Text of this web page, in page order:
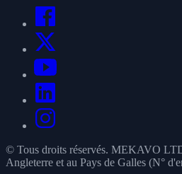
© Tous droits réservés. MEKAVO
Angleterre et au Pays de Galles (N°